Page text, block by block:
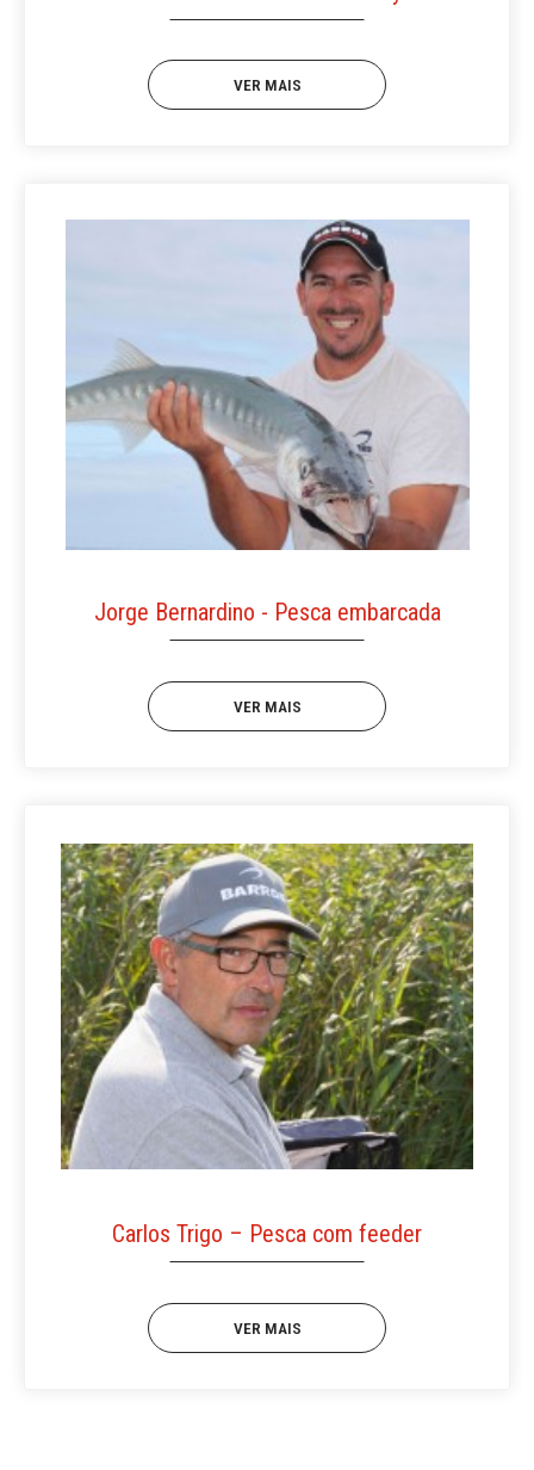
VER MAIS
Jorge Bernardino - Pesca embarcada
VER MAIS
Carlos Trigo – Pesca com feeder
VER MAIS